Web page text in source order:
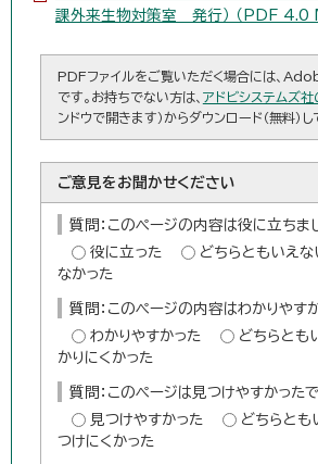
課外来生物対策室 発行） （PDF 4.0
PDFファイルをご覧いただく場合には、
です。お持ちでない方は、 アドビシステムズ社
ンドウで開きます）からダウンロード（無料）し
ご意見をお聞かせください
質問：このページの内容は役に立ちま
役に立った
どちらともいえな
なかった
質問：このページの内容はわかりやす
わかりやすかった
どちらとも
かりにくかった
質問：このページは見つけやすかった
見つけやすかった
どちらとも
つけにくかった